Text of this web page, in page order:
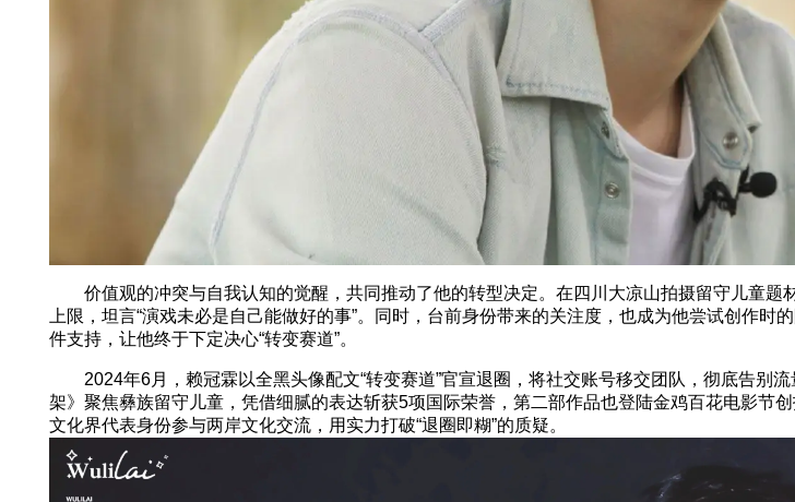
价值观的冲突与自我认知的觉醒，共同推动了他的转型决定。在四川大凉山拍摄留守儿童题
上限，坦言“演戏未必是自己能做好的事”。同时，台前身份带来的关注度，也成为他尝试创作
件支持，让他终于下定决心“转变赛道”。
2024年6月，赖冠霖以全黑头像配文“转变赛道”官宣退圈，将社交账号移交团队，彻底告别
架》聚焦彝族留守儿童，凭借细腻的表达斩获5项国际荣誉，第二部作品也登陆金鸡百花电影节
文化界代表身份参与两岸文化交流，用实力打破“退圈即糊”的质疑。